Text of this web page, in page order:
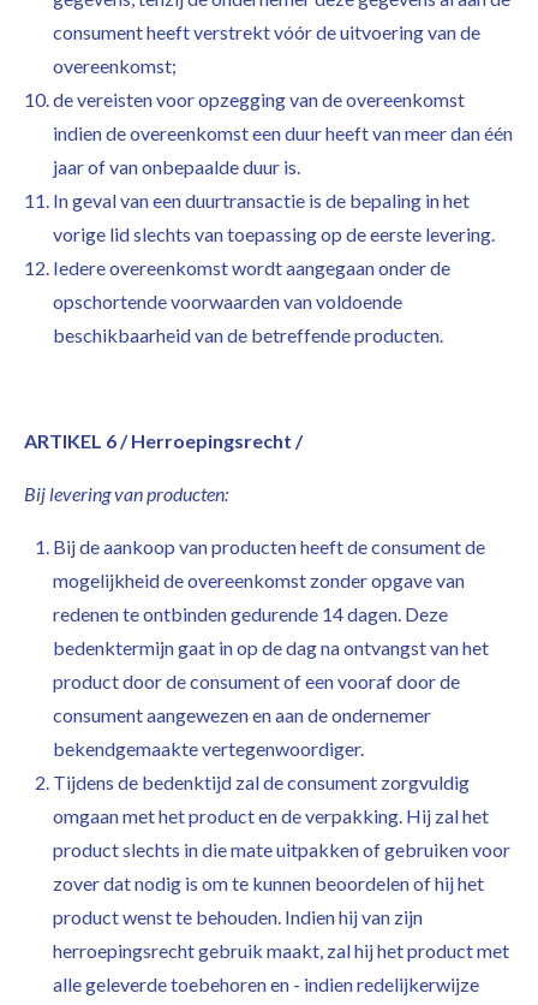
consument heeft verstrekt vóór de uitvoering van de
overeenkomst;
de vereisten voor opzegging van de overeenkomst
indien de overeenkomst een duur heeft van meer dan één
jaar of van onbepaalde duur is.
In geval van een duurtransactie is de bepaling in het
vorige lid slechts van toepassing op de eerste levering.
Iedere overeenkomst wordt aangegaan onder de
opschortende voorwaarden van voldoende
beschikbaarheid van de betreffende producten.
ARTIKEL 6 / Herroepingsrecht /
Bij levering van producten:
Bij de aankoop van producten heeft de consument de
mogelijkheid de overeenkomst zonder opgave van
redenen te ontbinden gedurende 14 dagen. Deze
bedenktermijn gaat in op de dag na ontvangst van het
product door de consument of een vooraf door de
consument aangewezen en aan de ondernemer
bekendgemaakte vertegenwoordiger.
Tijdens de bedenktijd zal de consument zorgvuldig
omgaan met het product en de verpakking. Hij zal het
product slechts in die mate uitpakken of gebruiken voor
zover dat nodig is om te kunnen beoordelen of hij het
product wenst te behouden. Indien hij van zijn
herroepingsrecht gebruik maakt, zal hij het product met
alle geleverde toebehoren en - indien redelijkerwijze